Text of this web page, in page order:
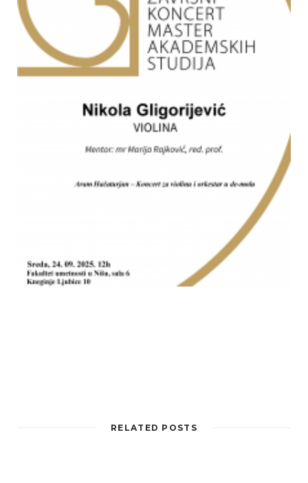
RELATED POSTS